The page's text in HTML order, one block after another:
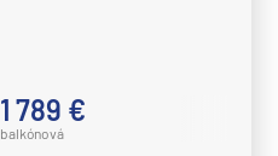
1 789 €
balkónová